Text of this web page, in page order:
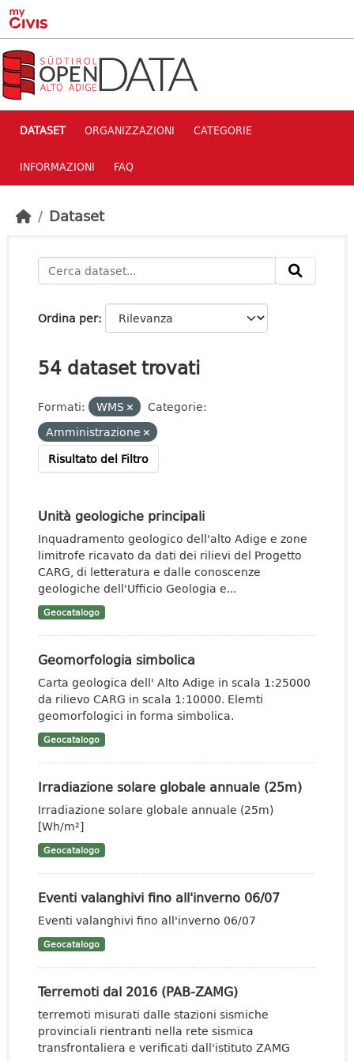
Skip to main content
DATASET ORGANIZZAZIONI CATEGORIE
INFORMAZIONI FAQ
Dataset
Ordina per
54 dataset trovati
Formati: WMS
Categorie:
Amministrazione
Risultato del Filtro
Unità geologiche principali
Inquadramento geologico dell'alto Adige e zone
limitrofe ricavato da dati dei rilievi del Progetto
CARG, di letteratura e dalle conoscenze
geologiche dell'Ufficio Geologia e...
Geocatalogo
Geomorfologia simbolica
Carta geologica dell' Alto Adige in scala 1:25000
da rilievo CARG in scala 1:10000. Elemti
geomorfologici in forma simbolica.
Geocatalogo
Irradiazione solare globale annuale (25m)
Irradiazione solare globale annuale (25m)
[Wh/m²]
Geocatalogo
Eventi valanghivi fino all'inverno 06/07
Eventi valanghivi fino all'inverno 06/07
Geocatalogo
Terremoti dal 2016 (PAB-ZAMG)
terremoti misurati dalle stazioni sismiche
provinciali rientranti nella rete sismica
transfrontaliera e verificati dall'istituto ZAMG